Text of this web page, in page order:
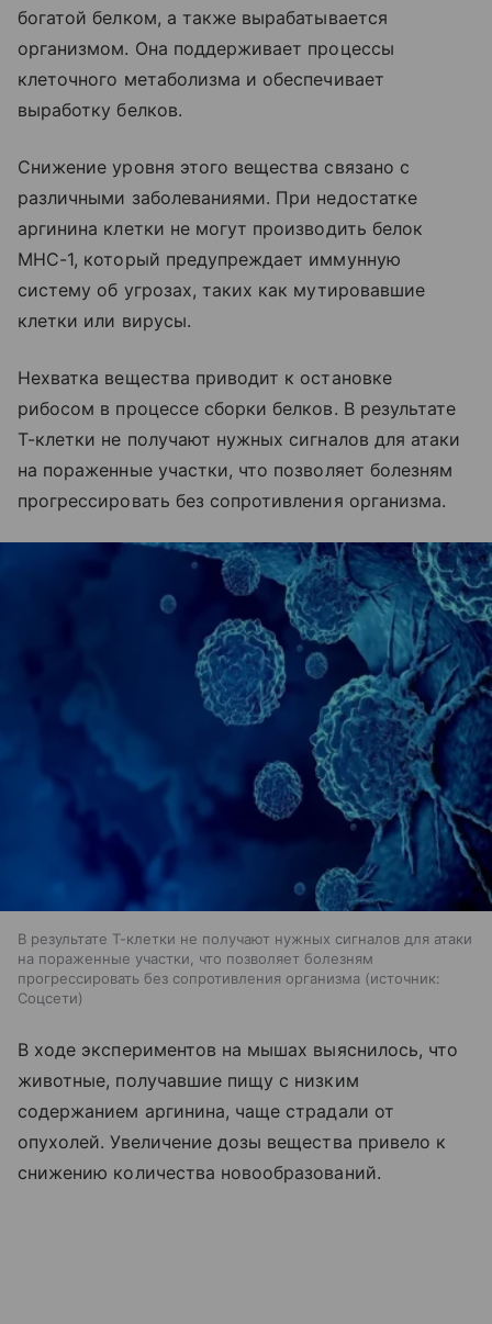
богатой белком, а также вырабатывается
организмом. Она поддерживает процессы
клеточного метаболизма и обеспечивает
выработку белков.
Снижение уровня этого вещества связано с
различными заболеваниями. При недостатке
аргинина клетки не могут производить белок
MHC-1, который предупреждает иммунную
систему об угрозах, таких как мутировавшие
клетки или вирусы.
Нехватка вещества приводит к остановке
рибосом в процессе сборки белков. В результате
Т-клетки не получают нужных сигналов для атаки
на пораженные участки, что позволяет болезням
прогрессировать без сопротивления организма.
В результате Т-клетки не получают нужных сигналов для атаки
на пораженные участки, что позволяет болезням
прогрессировать без сопротивления организма
источник:
Соцсети
В ходе экспериментов на мышах выяснилось, что
животные, получавшие пищу с низким
содержанием аргинина, чаще страдали от
опухолей. Увеличение дозы вещества привело к
снижению количества новообразований.